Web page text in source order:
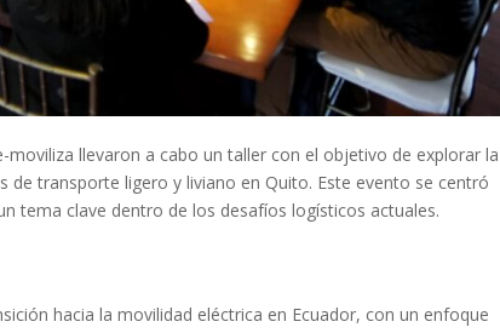
llevaron a cabo un taller con el objetivo de explorar la
transporte ligero y liviano en Quito. Este evento se centró
tema clave dentro de los desafíos logísticos actuales.
hacia la movilidad eléctrica en Ecuador, con un enfoque